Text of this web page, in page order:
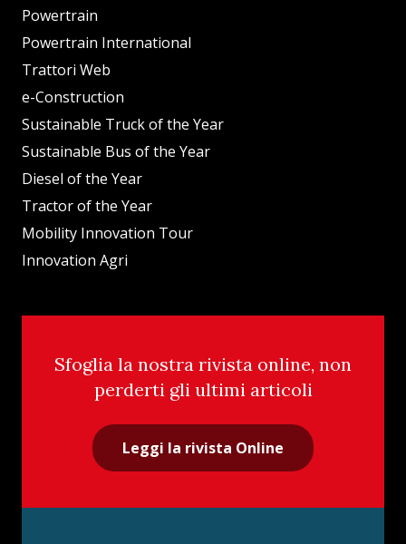
Powertrain
Powertrain International
Trattori Web
e-Construction
Sustainable Truck of the Year
Sustainable Bus of the Year
Diesel of the Year
Tractor of the Year
Mobility Innovation Tour
Innovation Agri
Sfoglia la nostra rivista online, non
perderti gli ultimi articoli
Leggi la rivista Online